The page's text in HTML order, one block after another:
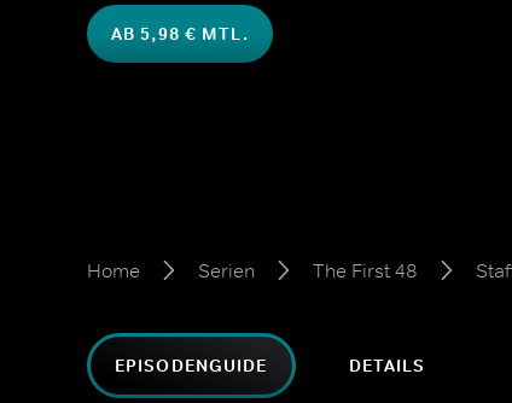
AB 5,98 € MTL.
Home Serien The First 48
EPISODENGUIDE DETAILS